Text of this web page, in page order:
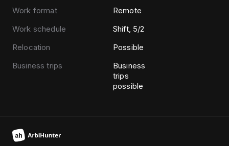
Work format
Remote
Work schedule
Shift, 5/2
Relocation
Possible
Business trips
Business
trips
possible